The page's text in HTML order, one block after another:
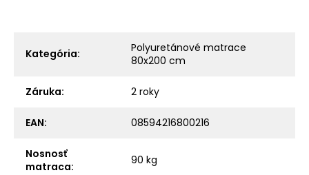
Kategória:
Polyuretánové matrace
80x200 cm
Záruka: 2 roky
EAN: 08594216800216
Nosnosť
matraca: 90 kg